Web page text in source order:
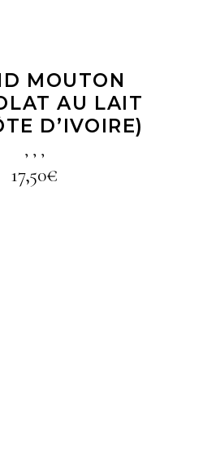
MOUTON
AU LAIT
D’IVOIRE)
, , ,
17,50€